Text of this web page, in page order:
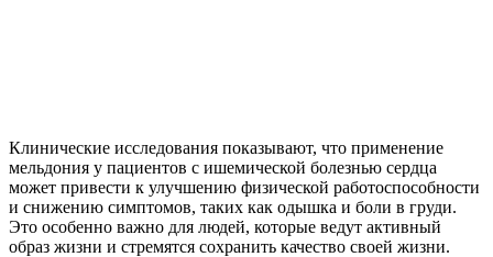
Клинические исследования показывают, что применение
мельдония у пациентов с ишемической болезнью сердца
может привести к улучшению физической работоспособности
и снижению симптомов, таких как одышка и боли в груди.
Это особенно важно для людей, которые ведут активный
образ жизни и стремятся сохранить качество своей жизни.